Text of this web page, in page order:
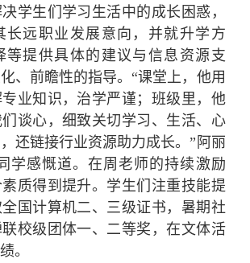
学生们学习生活中的成长困惑，
长远职业发展意向，并就升学方
等提供具体的建议与信息资源支
、前瞻性的指导。“课堂上，他用
业知识，治学严谨；班级里，他
谈心，细致关切学习、生活、心
还链接行业资源助力成长。”阿丽
学感慨道。在周老师的持续激励
素质得到提升。学生们注重技能提
国计算机二、三级证书，暑期社
校级团体一、二等奖，在文体活
。